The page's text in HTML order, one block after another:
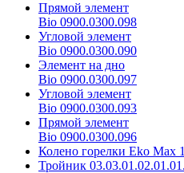
Прямой элемент
Bio 0900.0300.098
Угловой элемент
Bio 0900.0300.090
Элемент на дно
Bio 0900.0300.097
Угловой элемент
Bio 0900.0300.093
Прямой элемент
Bio 0900.0300.096
Колено горелки Eko Max
Тройник